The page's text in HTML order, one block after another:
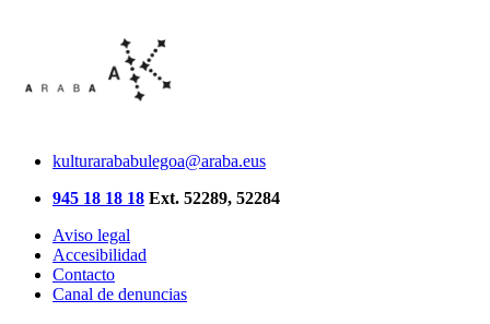
kulturarababulegoa@araba.eus
945 18 18 18 Ext. 52289, 52284
Aviso legal
Accesibilidad
Contacto
Canal de denuncias